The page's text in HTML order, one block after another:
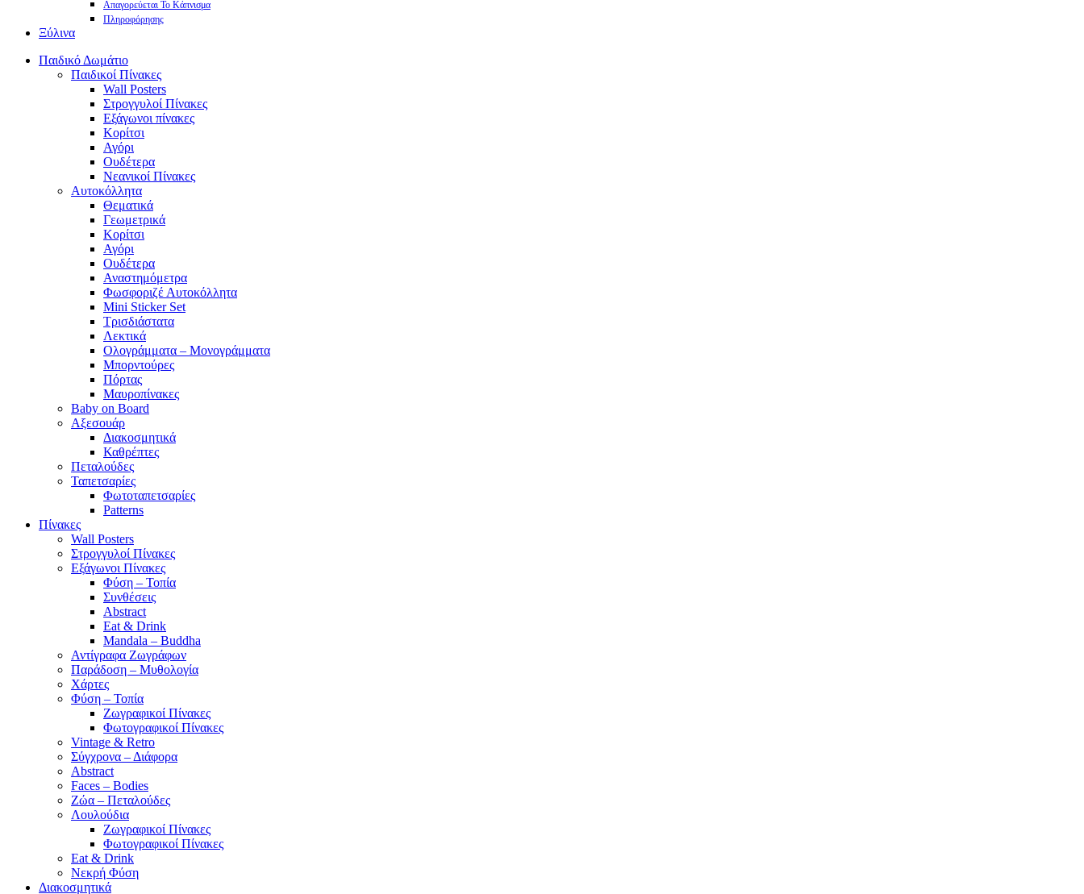
Απαγορεύεται Το Κάπνισμα
Πληροφόρησης
Ξύλινα
Παιδικό Δωμάτιο
Παιδικοί Πίνακες
Wall Posters
Στρογγυλοί Πίνακες
Εξάγωνοι πίνακες
Κορίτσι
Αγόρι
Ουδέτερα
Νεανικοί Πίνακες
Αυτοκόλλητα
Θεματικά
Γεωμετρικά
Κορίτσι
Αγόρι
Ουδέτερα
Αναστημόμετρα
Φωσφοριζέ Αυτοκόλλητα
Mini Sticker Set
Tρισδιάστατα
Λεκτικά
Ολογράμματα – Μονογράμματα
Μπορντούρες
Πόρτας
Μαυροπίνακες
Baby on Board
Αξεσουάρ
Διακοσμητικά
Καθρέπτες
Πεταλούδες
Ταπετσαρίες
Φωτοταπετσαρίες
Patterns
Πίνακες
Wall Posters
Στρογγυλοί Πίνακες
Εξάγωνοι Πίνακες
Φύση – Τοπία
Συνθέσεις
Abstract
Eat & Drink
Mandala – Buddha
Αντίγραφα Ζωγράφων
Παράδοση – Μυθολογία
Χάρτες
Φύση – Τοπία
Ζωγραφικοί Πίνακες
Φωτογραφικοί Πίνακες
Vintage & Retro
Σύγχρονα – Διάφορα
Abstract
Faces – Bodies
Ζώα – Πεταλούδες
Λουλούδια
Ζωγραφικοί Πίνακες
Φωτογραφικοί Πίνακες
Eat & Drink
Νεκρή Φύση
Διακοσμητικά